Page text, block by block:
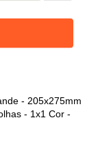
- 205x275mm
- 1x1 Cor -